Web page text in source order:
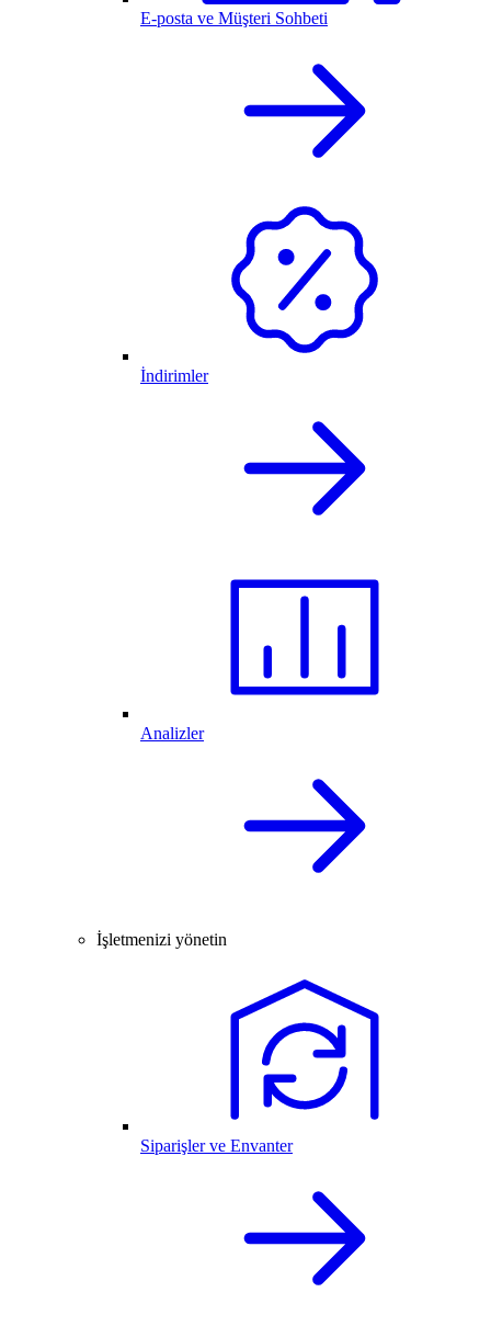
E-posta ve Müşteri Sohbeti
İndirimler
Analizler
İşletmenizi yönetin
Siparişler ve Envanter